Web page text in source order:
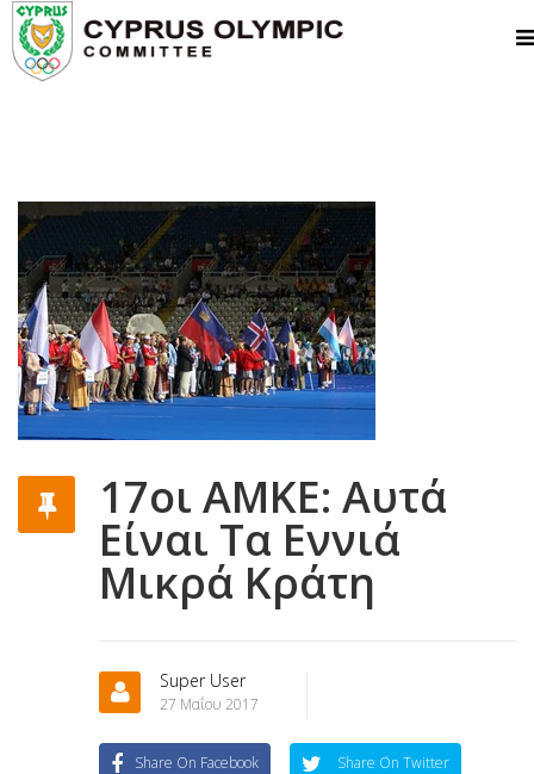
17οι ΑΜΚΕ: Αυτά
Είναι Τα Εννιά
Μικρά Κράτη
Super User
27 Μαΐου 2017
Share On Facebook Share On Twitter